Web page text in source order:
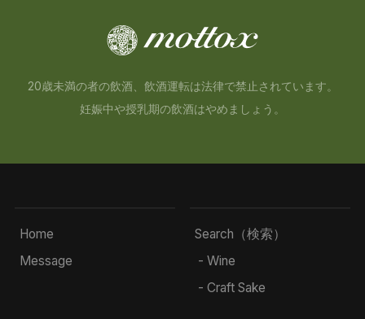
20歳未満の者の飲酒、飲酒運転は法律で禁止されています。
妊娠中や授乳期の飲酒はやめましょう。
Home
Message
Search（検索）
- Wine
- Craft Sake